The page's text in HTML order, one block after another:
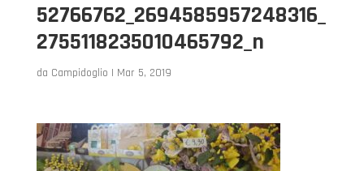
52766762_2694585957248316_
2755118235010465792_n
da Campidoglio | Mar 5, 2019